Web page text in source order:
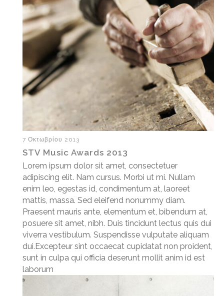
7 Οκτωβρίου 2013
STV Music Awards 2013
Lorem ipsum dolor sit amet, consectetuer
adipiscing elit. Nam cursus. Morbi ut mi. Nullam
enim leo, egestas id, condimentum at, laoreet
mattis, massa. Sed eleifend nonummy diam.
Praesent mauris ante, elementum et, bibendum at,
posuere sit amet, nibh. Duis tincidunt lectus quis dui
viverra vestibulum. Suspendisse vulputate aliquam
dui.Excepteur sint occaecat cupidatat non proident,
sunt in culpa qui officia deserunt mollit anim id est
laborum